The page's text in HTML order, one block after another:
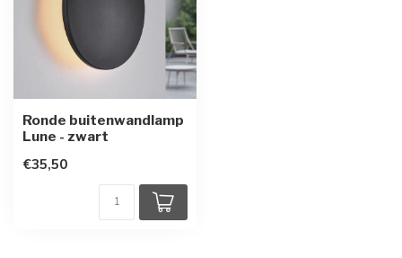
Ronde buitenwandlamp
Lune - zwart
€35,50